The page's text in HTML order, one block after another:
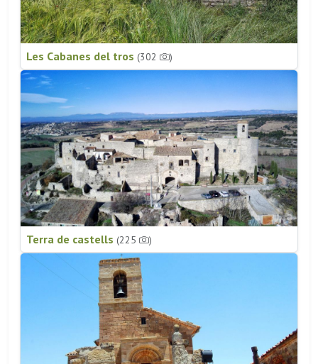
Les Cabanes del tros (302 )
Terra de castells (225 )